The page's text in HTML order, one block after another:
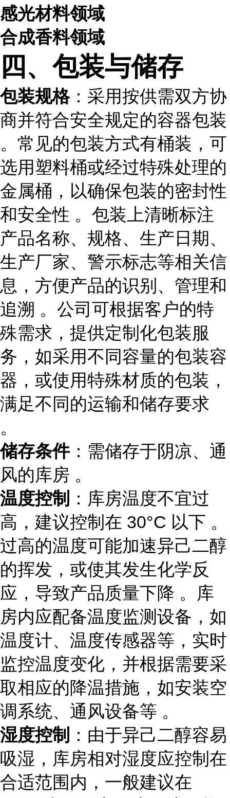
感光材料领域
合成香料领域
四、包装与储存
包装规格：采用按供需双方协
商并符合安全规定的容器包装
。常见的包装方式有桶装，可
选用塑料桶或经过特殊处理的
金属桶，以确保包装的密封性
和安全性 。包装上清晰标注
产品名称、规格、生产日期、
生产厂家、警示标志等相关信
息，方便产品的识别、管理和
追溯 。公司可根据客户的特
殊需求，提供定制化包装服
务，如采用不同容量的包装容
器，或使用特殊材质的包装，
满足不同的运输和储存要求
。
储存条件：需储存于阴凉、通
风的库房 。
温度控制 ：库房温度不宜过
高，建议控制在 30°C 以下 。
过高的温度可能加速异己二醇
的挥发，或使其发生化学反
应，导致产品质量下降 。库
房内应配备温度监测设备，如
温度计、温度传感器等，实时
监控温度变化，并根据需要采
取相应的降温措施，如安装空
调系统、通风设备等 。
湿度控制 ：由于异己二醇容易
吸湿，库房相对湿度应控制在
合适范围内，一般建议在